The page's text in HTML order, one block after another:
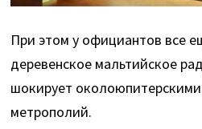
При этом у официантов все
деревенское мальтийское
шокирует
метрополий.